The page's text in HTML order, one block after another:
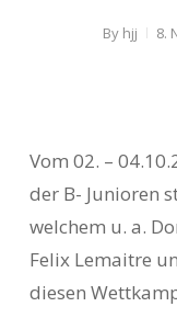
By hjj 8.
Vom 02. –
der B- Junioren
welchem u. a.
Felix Lemaitre
diesen